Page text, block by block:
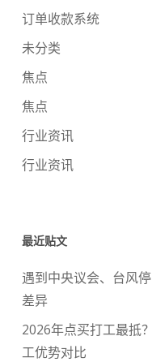
订单收款系统
未分类
焦点
焦点
行业资讯
行业资讯
最近贴文
遇到中央议会、台风
差异
2026年点买打工最抵
工优势对比